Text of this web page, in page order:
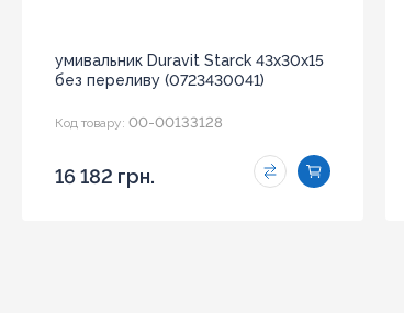
умивальник Duravit Starck 43x30x15
без переливу (0723430041)
Код товару: 00-00133128
16 182 грн.